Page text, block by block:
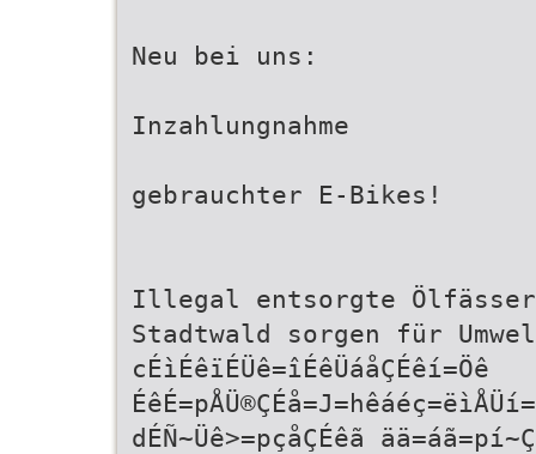
Neu bei uns:
Inzahlungnahme
gebrauchter E-Bikes!
Illegal entsorgte
Stadtwald sorgen für
cÉìÉêïÉÜê=îÉêÜáåÇÉêí=Öê
dÉÑ~Üê>=pçåÇÉêã